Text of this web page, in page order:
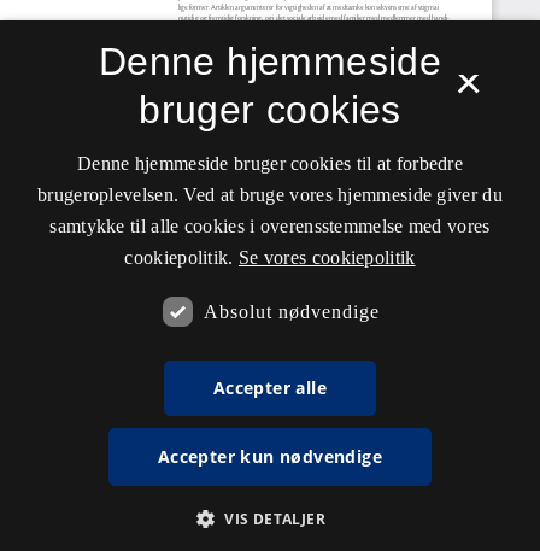
×
Denne hjemmeside
bruger cookies
Denne hjemmeside bruger cookies til at forbedre
brugeroplevelsen. Ved at bruge vores hjemmeside giver du
samtykke til alle cookies i overensstemmelse med vores
cookiepolitik. Se vores cookiepolitik
Absolut nødvendige
Accepter alle
Accepter kun nødvendige
VIS DETALJER